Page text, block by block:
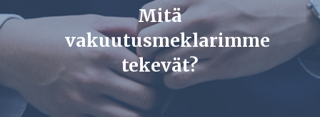
Mitä
vakuutusmeklarimme
tekevät?